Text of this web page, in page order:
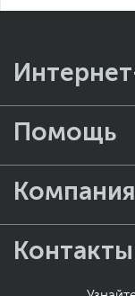
Помощь
Компания
Контакты